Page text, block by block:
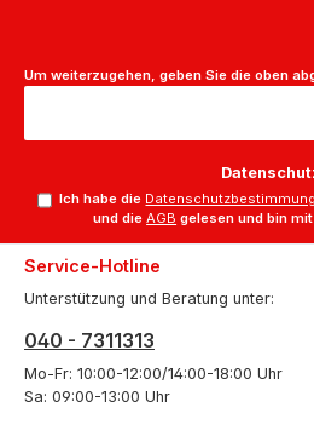
Um weiterzugehen, geben Sie die oben
Ich habe die
und dieAGB gelesen und bin
Service-Hotline
Unterstützung und Beratung unter:
040 - 7311313
Mo-Fr: 10:00-12:00/14:00-18:00 Uhr
Sa: 09:00-13:00 Uhr